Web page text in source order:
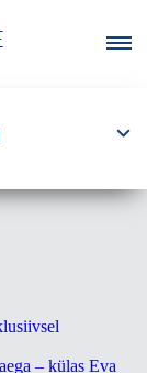
– külas Eva